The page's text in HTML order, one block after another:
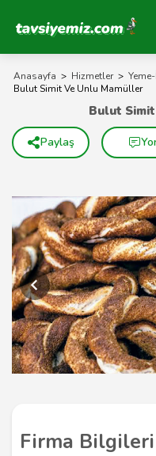
Tavsiyemiz Anasayfa
Anasayfa > Hizmetler >
Bulut Simit Ve Unlu Mamüller
Firma Bilgileri
Bulut
Paylaş